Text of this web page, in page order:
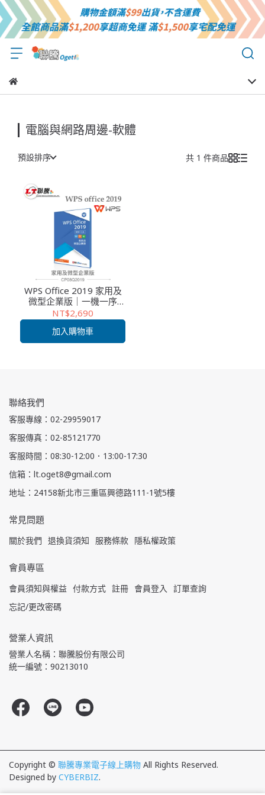
電腦與網路周邊-軟體
預設排序 共 1 件商品
WPS Office 2019 家用及
微型企業版｜一機一序
號・單機版買斷制・永久
授權・文書處理軟體入門
推薦
NT$2,690
加入購物車
聯絡我們
客服專線：02-29959017
客服傳真：02-85121770
客服時間：08:30-12:00．13:00-17:30
信箱：lt.oget8@gmail.com
地址：24158新北市三重區興德路111-1號5樓
常見問題
關於我們 退換貨須知 服務條款 隱私權政策
會員專區
會員須知與權益 付款方式 註冊 會員登入
訂單查詢
忘記/更改密碼
營業人資訊
營業人名稱：聯騰股份有限公司
統一編號：90213010
Copyright © 聯騰專業電子線上購物 All Rights Reserved.
Designed by CYBERBIZ.